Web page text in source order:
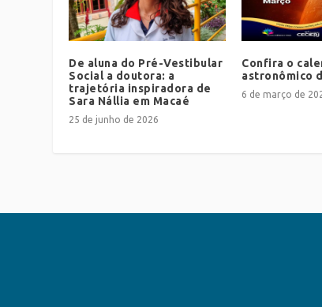
De aluna do Pré-Vestibular
Social a doutora: a
trajetória inspiradora de
Sara Nállia em Macaé
25 de junho de 2026
Confira o
astronômico
6 de março de